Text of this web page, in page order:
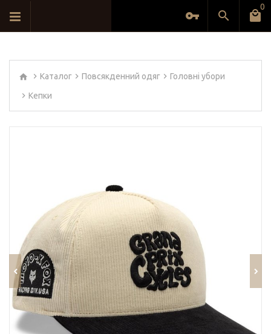
0
Каталог Повсякденний одяг Головні убори
Кепки